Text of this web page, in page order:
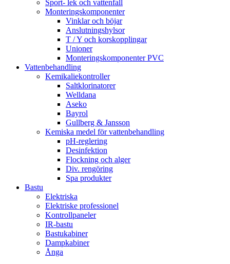
Sport- lek och vattenfall
Monteringskomponenter
Vinklar och böjar
Anslutningshylsor
T / Y och korskopplingar
Unioner
Monteringskomponenter PVC
Vattenbehandling
Kemikaliekontroller
Saltklorinatorer
Welldana
Aseko
Bayrol
Gullberg & Jansson
Kemiska medel för vattenbehandling
pH-reglering
Desinfektion
Flockning och alger
Div. rengöring
Spa produkter
Bastu
Elektriska
Elektriske professionel
Kontrollpaneler
IR-bastu
Bastukabiner
Dampkabiner
Ånga